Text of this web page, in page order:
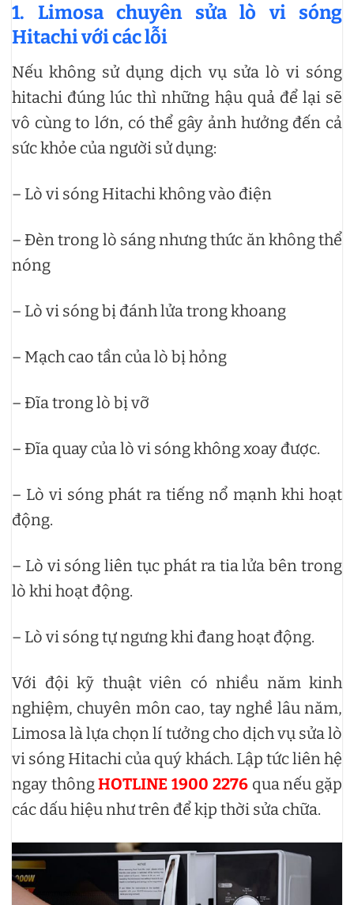
1. Limosa chuyên sửa lò vi sóng
Hitachi với các lỗi
Nếu không sử dụng dịch vụ sửa lò vi sóng
hitachi đúng lúc thì những hậu quả để lại sẽ
vô cùng to lớn, có thể gây ảnh hưởng đến cả
sức khỏe của người sử dụng:
– Lò vi sóng Hitachi không vào điện
– Đèn trong lò sáng nhưng thức ăn không thể
nóng
– Lò vi sóng bị đánh lửa trong khoang
– Mạch cao tần của lò bị hỏng
– Đĩa trong lò bị vỡ
– Đĩa quay của lò vi sóng không xoay được.
– Lò vi sóng phát ra tiếng nổ mạnh khi hoạt
động.
– Lò vi sóng liên tục phát ra tia lửa bên trong
lò khi hoạt động.
– Lò vi sóng tự ngưng khi đang hoạt động.
Với đội kỹ thuật viên có nhiều năm kinh
nghiệm, chuyên môn cao, tay nghề lâu năm,
Limosa là lựa chọn lí tưởng cho dịch vụ sửa lò
vi sóng Hitachi của quý khách. Lập tức liên hệ
ngay thôngHOTLINE 1900 2276qua nếu gặp
các dấu hiệu như trên để kịp thời sửa chữa.